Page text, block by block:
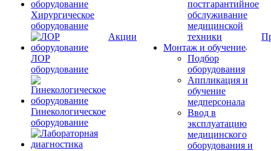
Хирургическое
оборудование
ЛОР
оборудование
Гинекологическое
оборудование
Акции
постгарантийное
обслуживание
медицинской
техники
Монтаж и обучение
Подбор
оборудования
Аппликация и
обучение
медперсонала
Ввод в
эксплуатацию
медицинского
оборудования и